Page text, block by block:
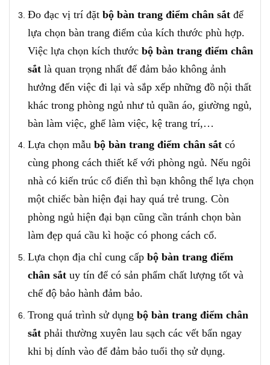
Đo đạc vị trí đặt bộ bàn trang điểm chân sắt để
lựa chọn bàn trang điểm của kích thước phù hợp.
Việc lựa chọn kích thước bộ bàn trang điểm chân
sắt là quan trọng nhất để đảm bảo không ảnh
hưởng đến việc đi lại và sắp xếp những đồ nội thất
khác trong phòng ngủ như tủ quần áo, giường ngủ,
bàn làm việc, ghế làm việc, kệ trang trí,…
Lựa chọn mẫu bộ bàn trang điểm chân sắt có
cùng phong cách thiết kế với phòng ngủ. Nếu ngôi
nhà có kiến trúc cổ điển thì bạn không thể lựa chọn
một chiếc bàn hiện đại hay quá trẻ trung. Còn
phòng ngủ hiện đại bạn cũng cần tránh chọn bàn
làm đẹp quá cầu kì hoặc có phong cách cổ.
Lựa chọn địa chỉ cung cấp bộ bàn trang điểm
chân sắt uy tín để có sản phẩm chất lượng tốt và
chế độ bảo hành đảm bảo.
Trong quá trình sử dụng bộ bàn trang điểm chân
sắt phải thường xuyên lau sạch các vết bẩn ngay
khi bị dính vào để đảm bảo tuổi thọ sử dụng.